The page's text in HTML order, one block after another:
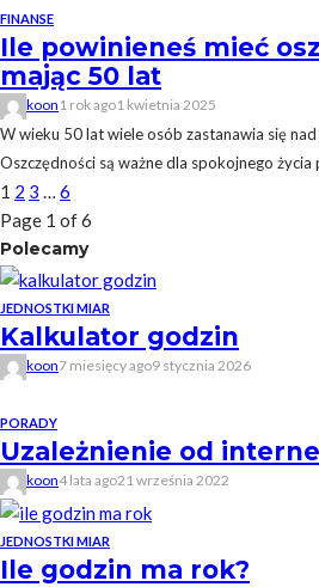
FINANSE
Ile powinieneś mieć
mając 50 lat
koon 1 rok ago1 kwietnia 2025
W wieku 50 lat wiele osób zastanawia się nad
Oszczędności są ważne dla spokojnego życia
1 2 3 … 6
Page 1 of 6
Polecamy
JEDNOSTKI MIAR
Kalkulator godzin
koon7 miesięcy ago9 stycznia 2026
PORADY
Uzależnienie od
koon4 lata ago21 września 2022
JEDNOSTKI MIAR
Ile godzin ma rok?